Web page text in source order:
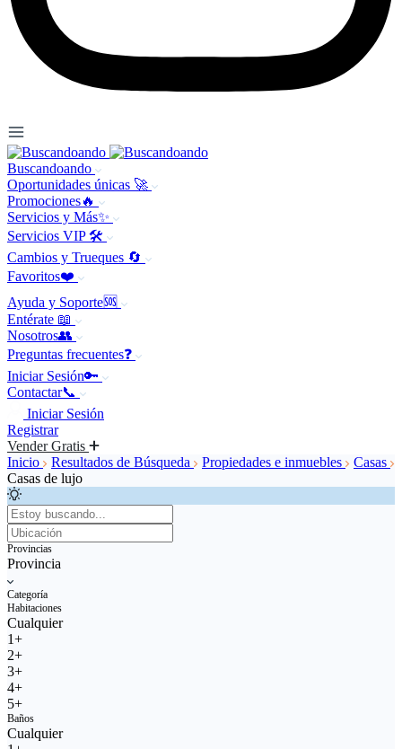
Buscandoando
Oportunidades únicas 🚀
Promociones🔥
Servicios y Más✨
Servicios VIP 🛠️
Cambios y Trueques 🔄
Favoritos❤️
Ayuda y Soporte🆘
Entérate 📖
Nosotros👥
Preguntas frecuentes❓
Iniciar Sesión🔑
Contactar📞
Iniciar Sesión
Registrar
Vender Gratis
Inicio
Resultados de Búsqueda Propiedades e inmuebles
Casas
Casas de lujo
Provincias
Provincia
Categoría
Habitaciones
Cualquier
1+
2+
3+
4+
5+
Baños
Cualquier